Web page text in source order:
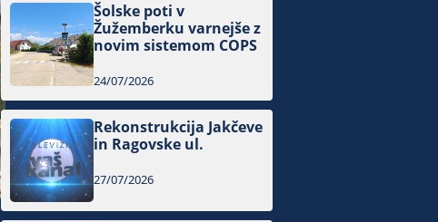
Šolske poti v
Žužemberku varnejše z
novim sistemom COPS
24/07/2026
Rekonstrukcija Jakčeve
in Ragovske ul.
27/07/2026